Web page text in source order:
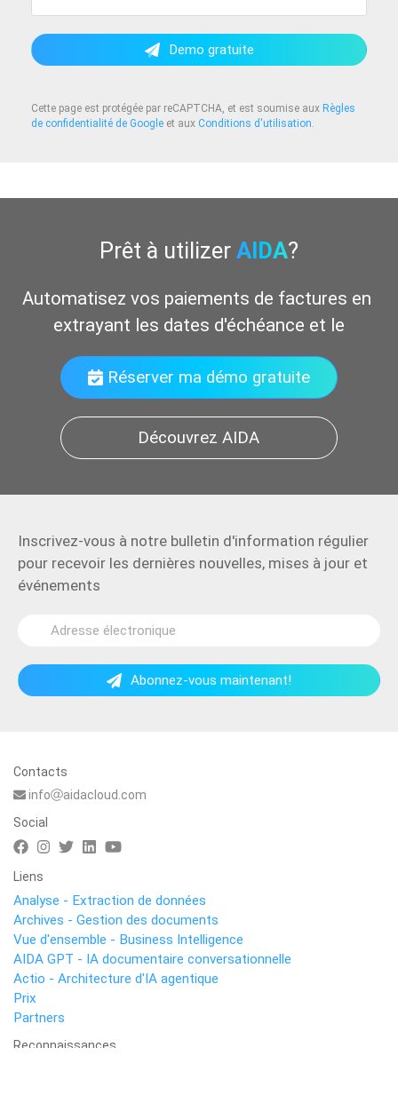
Demo gratuite
Cette page est protégée par reCAPTCHA, et est soumise aux Règles
de confidentialité de Google et aux Conditions d'utilisation.
Prêt à utilizer AIDA?
Automatisez vos paiements de factures en
extrayant les dates d'échéance et les mo
Réserver ma démo gratuite
Découvrez AIDA
Inscrivez-vous à notre bulletin d'information régulier
pour recevoir les dernières nouvelles, mises à jour et
événements
Abonnez-vous maintenant!
Contacts
info
aidacloud.com
Social
Liens
Analyse - Extraction de données
Archives - Gestion des documents
Vue d'ensemble - Business Intelligence
AIDA GPT - IA documentaire conversationnelle
Actio - Architecture d'IA agentique
Prix
Partners
Reconnaissances